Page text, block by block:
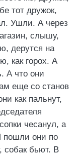
тот дружок,
Ушли. А через
слышу,
дерутся на
как горох. А
А что они
еще со станов
как пальнут,
чесанул, а
пошли они по
собак бьют. В